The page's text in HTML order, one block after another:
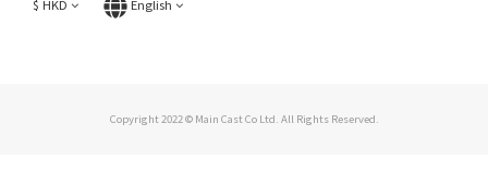
$ HKD English
Copyright 2022 © Main Cast Co Ltd. All Rights Reserved.